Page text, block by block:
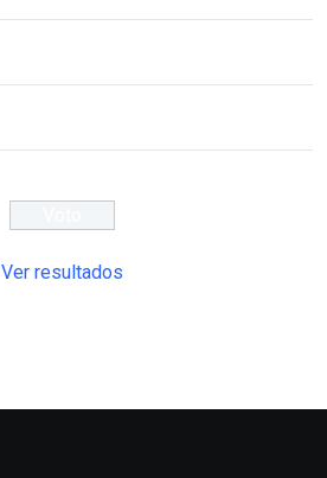
Ver resultados